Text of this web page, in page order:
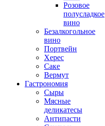
Розовое
полусладкое
вино
Безалкогольное
вино
Портвейн
Херес
Саке
Вермут
Гастрономия
Сыры
Мясные
деликатесы
Антипасти